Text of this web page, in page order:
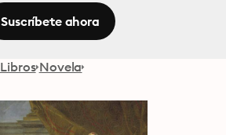
Suscríbete ahora
Libros Novela